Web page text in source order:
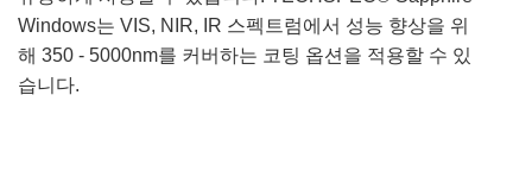
Windows는 VIS, NIR, IR 스펙트럼에서 성능 향상을 위
해 350 - 5000nm를 커버하는 코팅 옵션을 적용할 수 있
습니다.